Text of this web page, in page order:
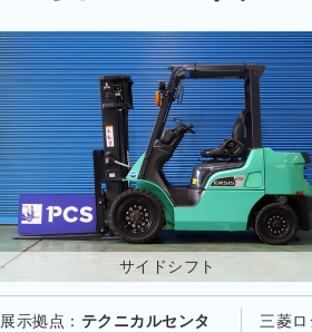
サイドシフト
展示拠点： テクニカルセンタ
三菱ロ